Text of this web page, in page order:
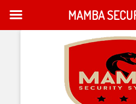
MAMBA